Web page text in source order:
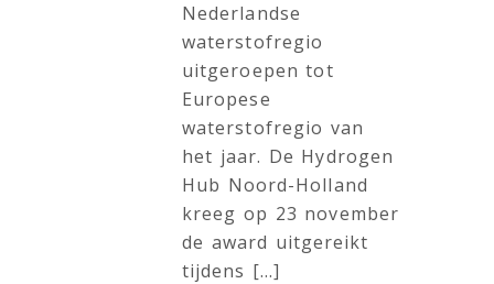
Nederlandse
waterstofregio
uitgeroepen tot
Europese
waterstofregio van
het jaar. De Hydrogen
Hub Noord-Holland
kreeg op 23 november
de award uitgereikt
tijdens [...]